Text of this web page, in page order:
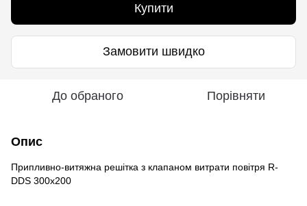
Купити
Замовити швидко
До обраного Порівняти
Опис
Припливно-витяжна решітка з клапаном витрати повітря R-
DDS 300x200